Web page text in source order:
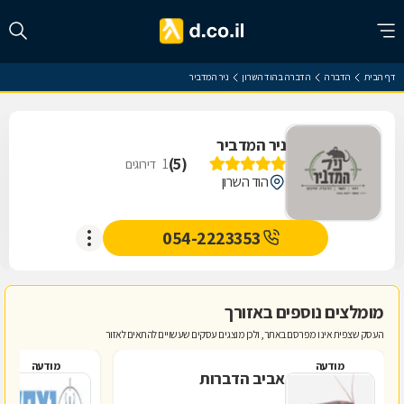
דף הבית הדברה הדברה בהוד השרון ניר המדביר
ניר המדביר
(
5
)
1 דירוגים
הוד השרון
054-2223353
מומלצים נוספים באזורך
העסק שצפית אינו מפרסם באתר, ולכן מוצגים עסקים שעשויים להתאים לאזור
מודעה
אביב הדברות
מודעה